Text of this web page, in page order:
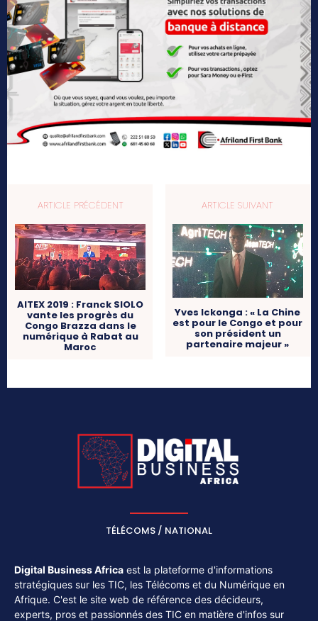
ARTICLE PRÉCÉDENT
AITEX 2019 : Franck SIOLO
vante les progrès du
Congo Brazza dans le
numérique à Rabat au
Maroc
ARTICLE SUIVANT
Yves Ickonga : « La Chine
est pour le Congo et pour
son président un
partenaire majeur »
TÉLÉCOMS / NATIONAL
Digital Business Africa est la plateforme d'informations
stratégiques sur les TIC, les Télécoms et du Numérique en
Afrique. C'est le site web de référence des décideurs,
experts, pros et passionnés des TIC en matière d'infos sur